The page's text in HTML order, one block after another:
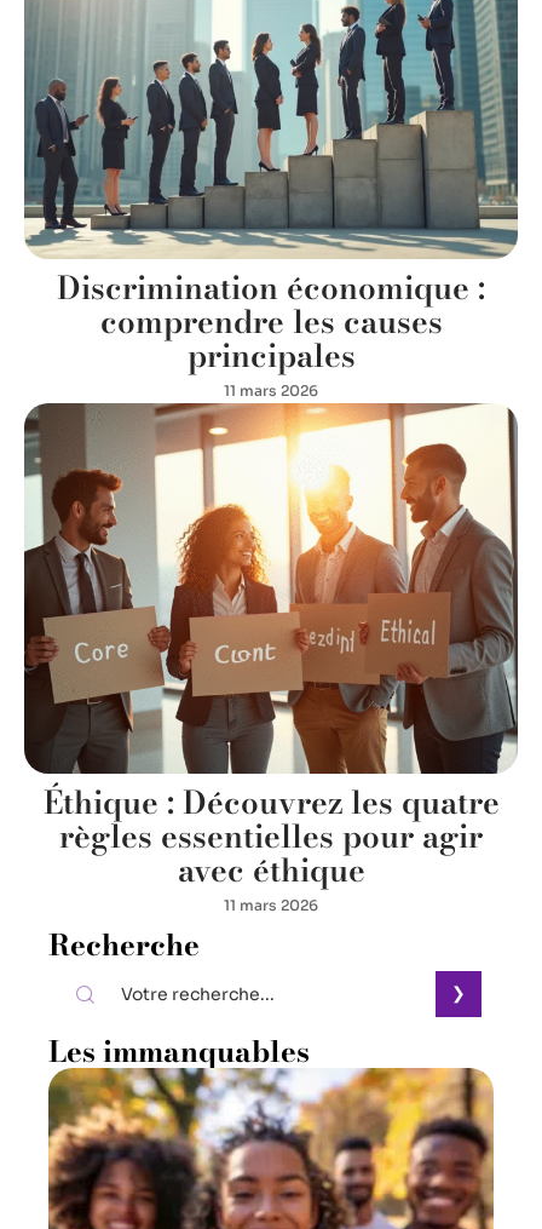
Discrimination économique :
comprendre les causes
principales
11 mars 2026
Éthique : Découvrez les quatre
règles essentielles pour agir
avec éthique
11 mars 2026
Recherche
Les immanquables